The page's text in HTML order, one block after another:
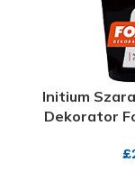
Initium
Dekorator
£